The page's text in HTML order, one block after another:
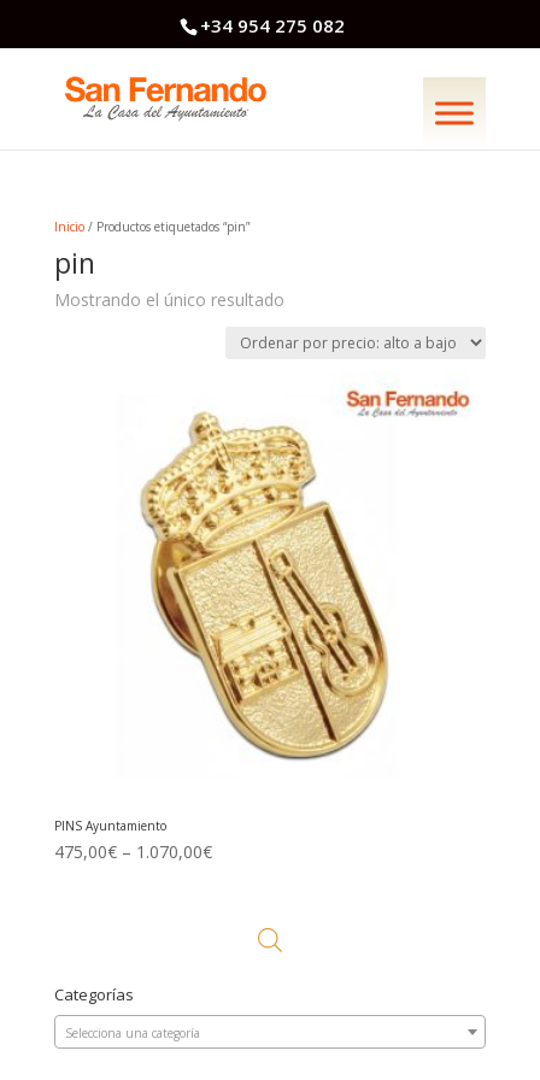
+34 954 275 082
Inicio/ Productos etiquetados “pin”
pin
Mostrando el único resultado
PINS Ayuntamiento
475,00€– 1.070,00€
Categorías
Selecciona una categoría